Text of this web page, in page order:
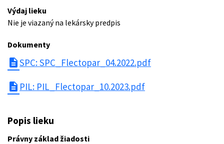
Výdaj lieku
Nie je viazaný na lekársky predpis
Dokumenty
descriptionSPC: SPC_Flectopar_04.2022.pdf
description PIL: PIL_Flectopar_10.2023.pdf
Popis lieku
Právny základ žiadosti